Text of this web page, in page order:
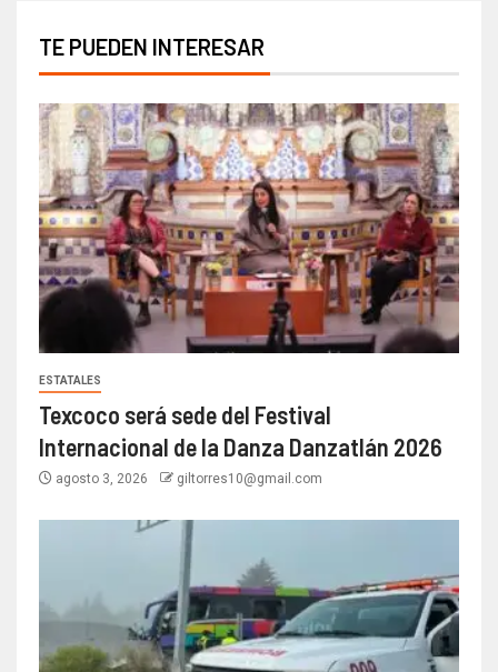
TE PUEDEN INTERESAR
ESTATALES
Texcoco será sede del Festival
Internacional de la Danza Danzatlán 2026
agosto 3, 2026 giltorres10@gmail.com